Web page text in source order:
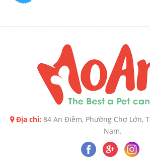
Địa chỉ: 84 An Điềm, Phường Chợ Lớn,
Nam.